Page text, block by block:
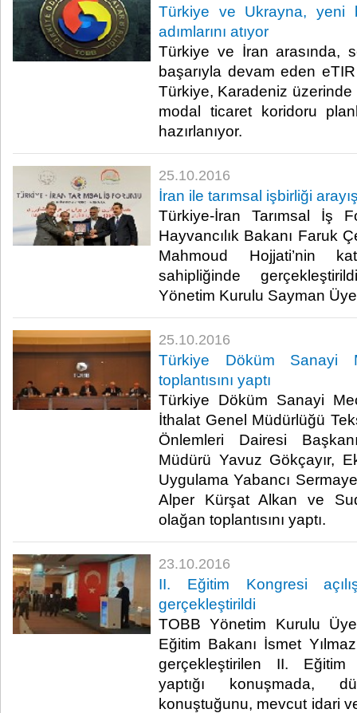
Türkiye ve Ukrayna, yeni
adımlarını atıyor
Türkiye ve İran arasında,
başarıyla devam eden
Türkiye, Karadeniz
modal ticaret koridoru
hazırlanıyor.​
25.10.2016
İran ile tarımsal işbirliği
Türkiye-İran Tarımsal İş
Hayvancılık Bakanı Faruk
Mahmoud Hojjati’nin
sahipliğinde
Yönetim Kurulu Sayman
25.10.2016
Türkiye Döküm Sanayi
toplantısını yaptı
Türkiye Döküm Sanayi
İthalat Genel Müdürlüğü
Önlemleri Dairesi
Müdürü Yavuz Gökçayır,
Uygulama Yabancı
Alper Kürşat Alkan ve
olağan toplantısını yaptı.​
23.10.2016
II. Eğitim Kongresi
gerçekleştirildi
TOBB Yönetim Kurulu
Eğitim Bakanı İsmet
gerçekleştirilen II. Eğitim
yaptığı konuşmada,
konuştuğunu, mevcut idari